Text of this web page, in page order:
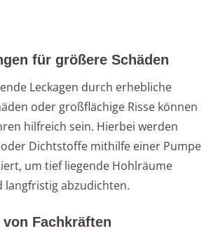
für größere Schäden
Leckagen durch erhebliche
oder großflächige Risse können
hilfreich sein. Hierbei werden
Dichtstoffe mithilfe einer Pumpe
um tief liegende Hohlräume
langfristig abzudichten.
Fachkräften